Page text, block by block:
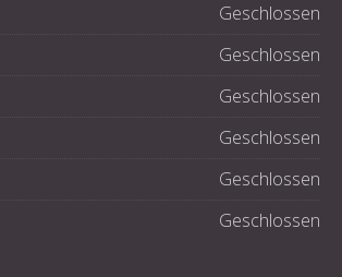
Geschlossen
Geschlossen
Geschlossen
Geschlossen
Geschlossen
Geschlossen